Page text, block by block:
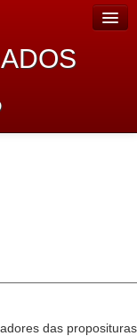
das proposituras